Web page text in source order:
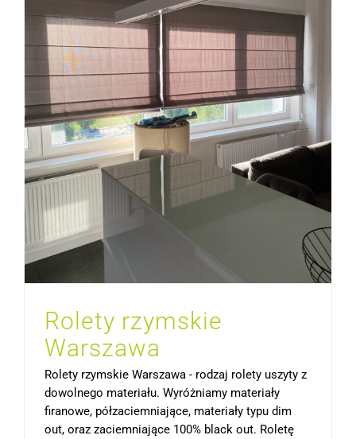
Rolety rzymskie
Warszawa
Rolety rzymskie Warszawa - rodzaj rolety uszyty z
dowolnego materiału. Wyróżniamy materiały
firanowe, półzaciemniające, materiały typu dim
out, oraz zaciemniające 100% black out. Roletę